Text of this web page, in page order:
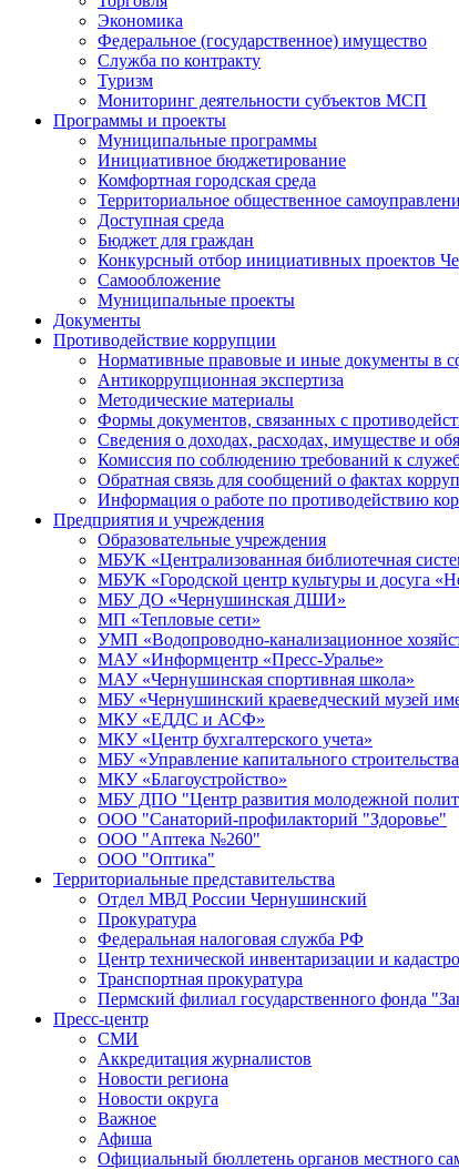
Экономика
Федеральное (государственное) имущество
Служба по контракту
Туризм
Мониторинг деятельности субъектов МСП
Программы и проекты
Муниципальные программы
Инициативное бюджетирование
Комфортная городская среда
Территориальное общественное
Доступная среда
Бюджет для граждан
Конкурсный отбор инициативных проектов
Самообложение
Муниципальные проекты
Документы
Противодействие коррупции
Нормативные правовые и иные документы в
Антикоррупционная экспертиза
Методические материалы
Формы документов, связанных с
Сведения о доходах, расходах, имуществе и
Комиссия по соблюдению требований к
Обратная связь для сообщений о фактах
Информация о работе по противодействию
Предприятия и учреждения
Образовательные учреждения
МБУК «Централизованная библиотечная
МБУК «Городской центр культуры и досуга
МБУ ДО «Чернушинская ДШИ»
МП «Тепловые сети»
УМП «Водопроводно-канализационное
МАУ «Информцентр «Пресс-Уралье»
МАУ «Чернушинская спортивная школа»
МБУ «Чернушинский краеведческий музей
МКУ «ЕДДС и АСФ»
МКУ «Центр бухгалтерского учета»
МБУ «Управление капитального
МКУ «Благоустройство»
МБУ ДПО "Центр развития молодежной
ООО "Санаторий-профилакторий "Здоровье"
ООО "Аптека №260"
ООО "Оптика"
Территориальные представительства
Отдел МВД России Чернушинский
Прокуратура
Федеральная налоговая служба РФ
Центр технической инвентаризации и
Транспортная прокуратура
Пермский филиал государственного фонда
Пресс-центр
СМИ
Аккредитация журналистов
Новости региона
Новости округа
Важное
Афиша
Официальный бюллетень органов местного